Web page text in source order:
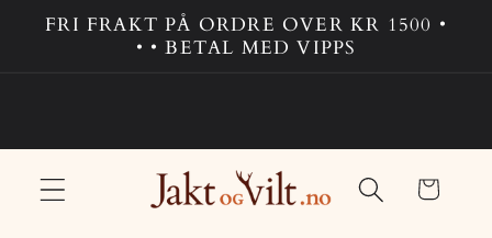
videre til
FRI FRAKT PÅ ORDRE OVER KR 1500 •
• • BETAL MED VIPPS
Handlekurv